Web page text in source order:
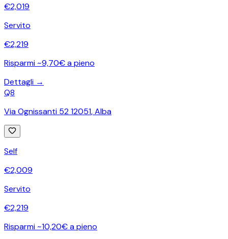
€2,019
Servito
€2,219
Risparmi ~9,70€ a pieno
Dettagli →
Q8
Via Ognissanti 52 12051,Alba
Self
€2,009
Servito
€2,219
Risparmi ~10,20€ a pieno